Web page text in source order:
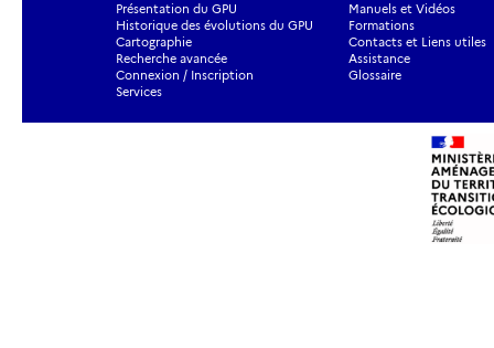
Présentation du GPU
Historique des évolutions du GPU
Cartographie
Recherche avancée
Connexion / Inscription
Services
Manuels et Vidéos
Formations
Contacts et Liens utiles
Assistance
Glossaire